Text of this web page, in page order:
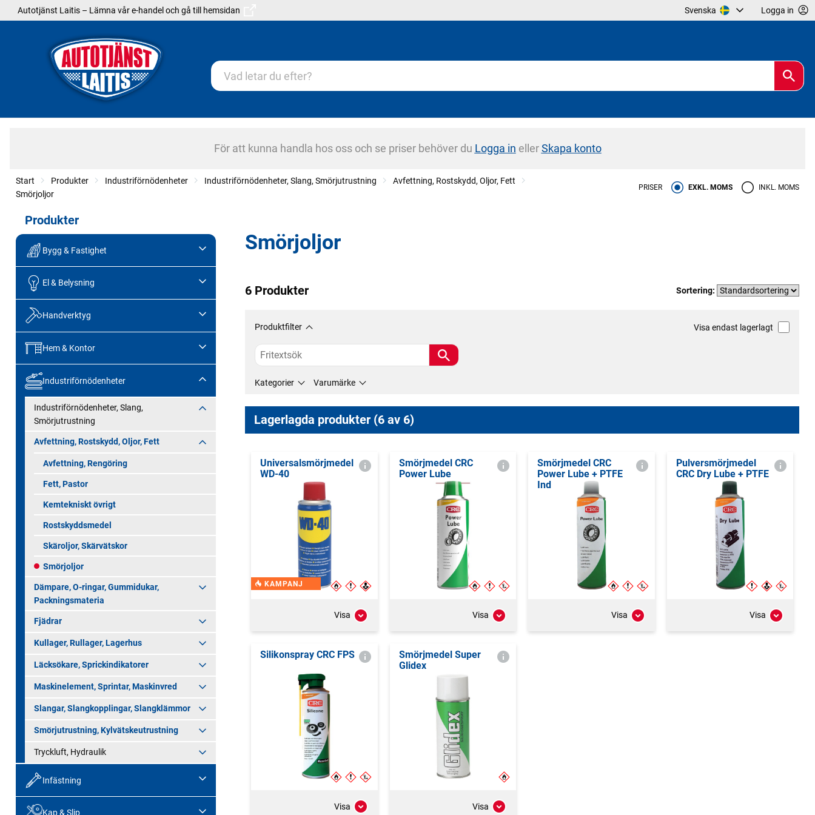
Autotjänst Laitis – Lämna vår e-handel och gå till hemsidan Svenska Logga in
För att kunna handla hos oss och se priser behöver du Logga in ellerSkapa konto
Start Produkter Industriförnödenheter Industriförnödenheter, Slang, Smörjutrustning
Avfettning, Rostskydd, Oljor, Fett
Smörjoljor
PRISER EXKL. MOMS INKL. MOMS
Produkter
Bygg & Fastighet
El & Belysning
Handverktyg
Hem & Kontor
Industriförnödenheter
Industriförnödenheter, Slang,
Smörjutrustning
Avfettning, Rostskydd, Oljor, Fett
Avfettning, Rengöring
Fett, Pastor
Kemtekniskt övrigt
Rostskyddsmedel
Skäroljor, Skärvätskor
Smörjoljor
Dämpare, O-ringar, Gummidukar,
Packningsmateria
Fjädrar
Kullager, Rullager, Lagerhus
Läcksökare, Sprickindikatorer
Maskinelement, Sprintar, Maskinvred
Slangar, Slangkopplingar, Slangklämmor
Smörjutrustning, Kylvätskeutrustning
Tryckluft, Hydraulik
Infästning
Kap & Slip
Smörjoljor
6 Produkter Sortering:
Produktfilter Visa endast lagerlagt
Kategorier Varumärke
Lagerlagda produkter (6 av 6)
Universalsmörjmedel
WD-40
KAMPANJ
Visa
Smörjmedel CRC
Power Lube
Visa
Smörjmedel CRC
Power Lube + PTFE
Ind
Visa
Pulversmörjmedel
CRC Dry Lube + PTFE
Visa
Silikonspray CRC FPS
Visa
Smörjmedel Super
Glidex
Visa